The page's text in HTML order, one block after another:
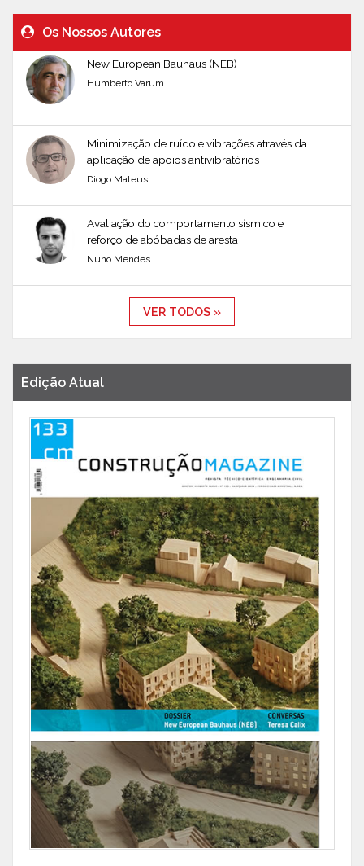
Os Nossos Autores
New European Bauhaus (NEB)
Humberto Varum
Minimização de ruído e vibrações através da
aplicação de apoios antivibratórios
Diogo Mateus
Avaliação do comportamento sísmico e
reforço de abóbadas de aresta
Nuno Mendes
VER TODOS »
Edição Atual